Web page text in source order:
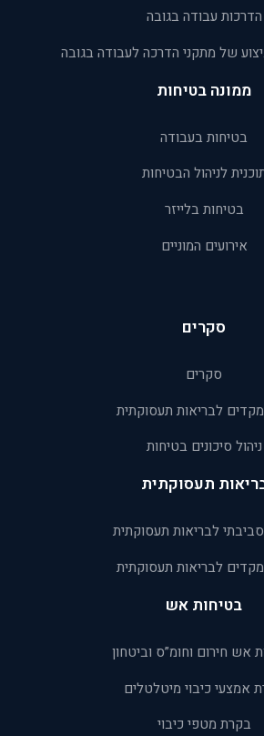
הדרכות עבודה בגובה
של מתקני הדרכה לעבודה בגובה
ממונה בטיחות
בטיחות בעבודה
לניהול הבטיחות
בטיחות בלייזר
אירועים המוניים
סקרים
סקרים
לבריאות תעסוקתית
ניהול סיכונים בטיחות
תעסוקתית
סביבתי לבריאות תעסוקתית
לבריאות תעסוקתית
בטיחות אש
אש חירום וחומ”ס וביטחון
אמצעי כיבוי מיטלטלים
בקרת מטפי כיבוי